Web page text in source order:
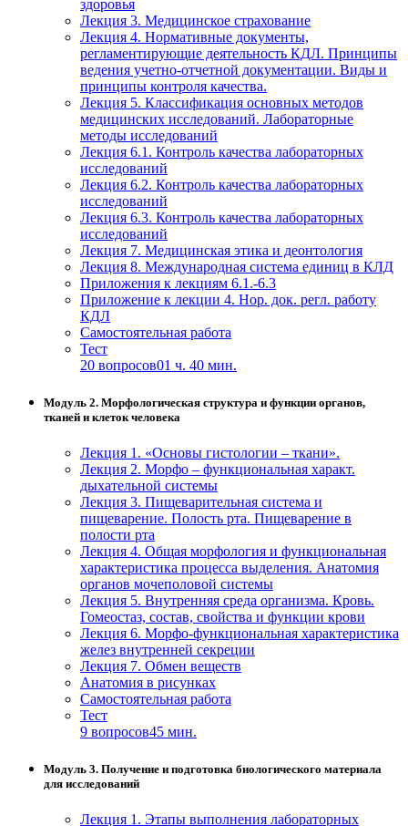
здоровья
Лекция 3. Медицинское страхование
Лекция 4. Нормативные документы,
регламентирующие деятельность КДЛ. Принципы
ведения учетно-отчетной документации. Виды и
принципы контроля качества.
Лекция 5. Классификация основных методов
медицинских исследований. Лабораторные
методы исследований
Лекция 6.1. Контроль качества лабораторных
исследований
Лекция 6.2. Контроль качества лабораторных
исследований
Лекция 6.3. Контроль качества лабораторных
исследований
Лекция 7. Медицинская этика и деонтология
Лекция 8. Международная система единиц в КЛД
Приложения к лекциям 6.1.-6.3
Приложение к лекции 4. Нор. док. регл. работу
КДЛ
Самостоятельная работа
Тест
20 вопросов01 ч. 40 мин.
Модуль 2. Морфологическая структура и функции органов,
тканей и клеток человека
Лекция 1. «Основы гистологии – ткани».
Лекция 2. Морфо – функциональная характ.
дыхательной системы
Лекция 3. Пищеварительная система и
пищеварение. Полость рта. Пищеварение в
полости рта
Лекция 4. Общая морфология и функциональная
характеристика процесса выделения. Анатомия
органов мочеполовой системы
Лекция 5. Внутренняя среда организма. Кровь.
Гомеостаз, состав, свойства и функции крови
Лекция 6. Морфо-функциональная характеристика
желез внутренней секреции
Лекция 7. Обмен веществ
Анатомия в рисунках
Самостоятельная работа
Тест
9 вопросов45 мин.
Модуль 3. Получение и подготовка биологического материала
для исследований
Лекция 1. Этапы выполнения лабораторных